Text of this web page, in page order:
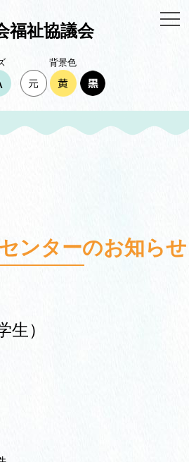
福祉協議会
背景色
ンターのお知らせ
生）